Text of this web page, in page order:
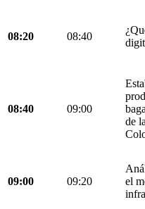
08:20 08:40
08:40 09:00
de
09:00 09:20
el